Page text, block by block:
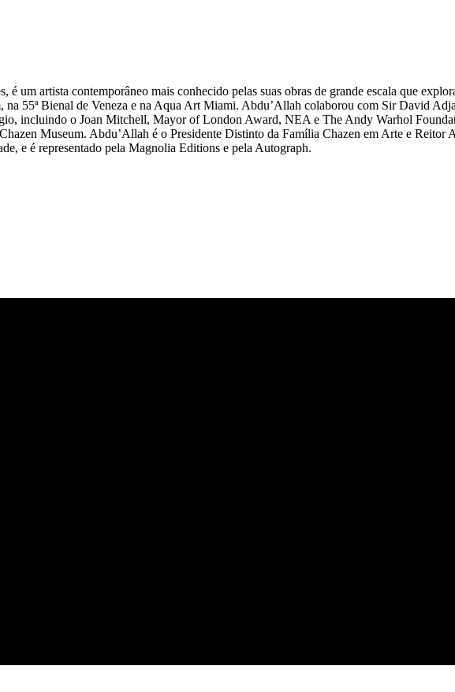
um artista contemporâneo mais conhecido pelas suas obras de grande escala que
55ª Bienal de Veneza e na Aqua Art Miami. Abdu’Allah colaborou com Sir David
incluindo o Joan Mitchell, Mayor of London Award, NEA e The Andy Warhol
Museum. Abdu’Allah é o Presidente Distinto da Família Chazen em Arte e Reitor
e é representado pela Magnolia Editions e pela Autograph.